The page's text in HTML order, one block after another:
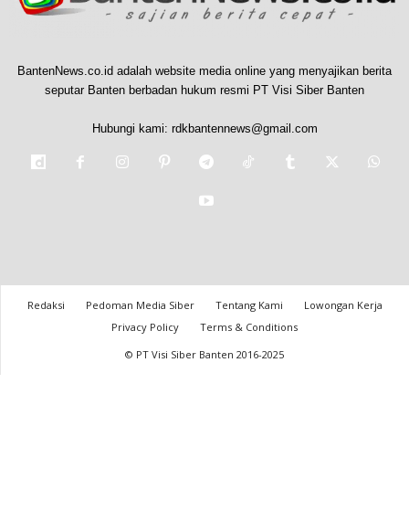
BantenNews.co.id adalah website media online yang menyajikan berita
seputar Banten berbadan hukum resmi PT Visi Siber Banten
Hubungi kami: rdkbantennews@gmail.com
Redaksi Pedoman Media Siber Tentang Kami
Lowongan Kerja
Privacy Policy
Terms & Conditions
© PT Visi Siber Banten 2016-2025